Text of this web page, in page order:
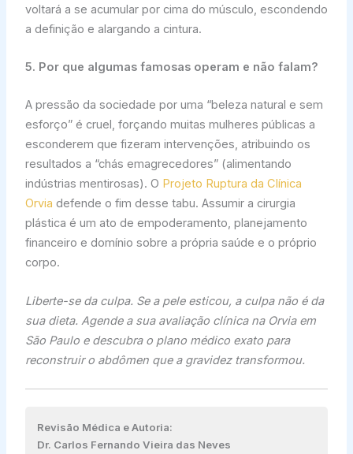
voltará a se acumular por cima do músculo, escondendo
a definição e alargando a cintura.
5. Por que algumas famosas operam e não falam?
A pressão da sociedade por uma “beleza natural e sem
esforço” é cruel, forçando muitas mulheres públicas a
esconderem que fizeram intervenções, atribuindo os
resultados a “chás emagrecedores” (alimentando
indústrias mentirosas). O Projeto Ruptura da Clínica
Orvia defende o fim desse tabu. Assumir a cirurgia
plástica é um ato de empoderamento, planejamento
financeiro e domínio sobre a própria saúde e o próprio
corpo.
Liberte-se da culpa. Se a pele esticou, a culpa não é da
sua dieta. Agende a sua avaliação clínica na Orvia em
São Paulo e descubra o plano médico exato para
reconstruir o abdômen que a gravidez transformou.
Revisão Médica e Autoria:
Dr. Carlos Fernando Vieira das Neves